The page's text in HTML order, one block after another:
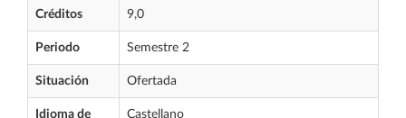
Créditos 9,0
Periodo Semestre 2
Situación Ofertada
Idioma de
Castellano